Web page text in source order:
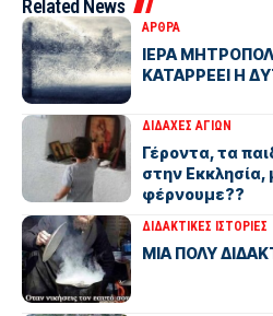
Related News
ΑΡΘΡΑ
ΙΕΡΑ
ΚΑΤΑΡΡΕΕΙ Η
ΔΙΔΑΧΕΣ ΑΓΙΩΝ
Γέροντα, τα
στην
φέρνουμε??
ΔΙΔΑΚΤΙΚΕΣ ΙΣΤΟΡΙΕΣ
ΜΙΑ ΠΟΛΥ